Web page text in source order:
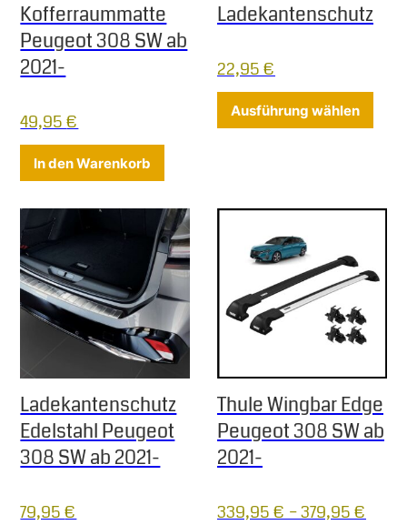
Kofferraummatte
Peugeot 308 SW ab
2021-
49,95€
In den Warenkorb
Ladekantenschutz
22,95€
Ausführung wählen
Ladekantenschutz
Edelstahl Peugeot
308 SW ab 2021-
79,95€
Thule Wingbar Edge
Peugeot 308 SW ab
2021-
339,95€ –379,95€